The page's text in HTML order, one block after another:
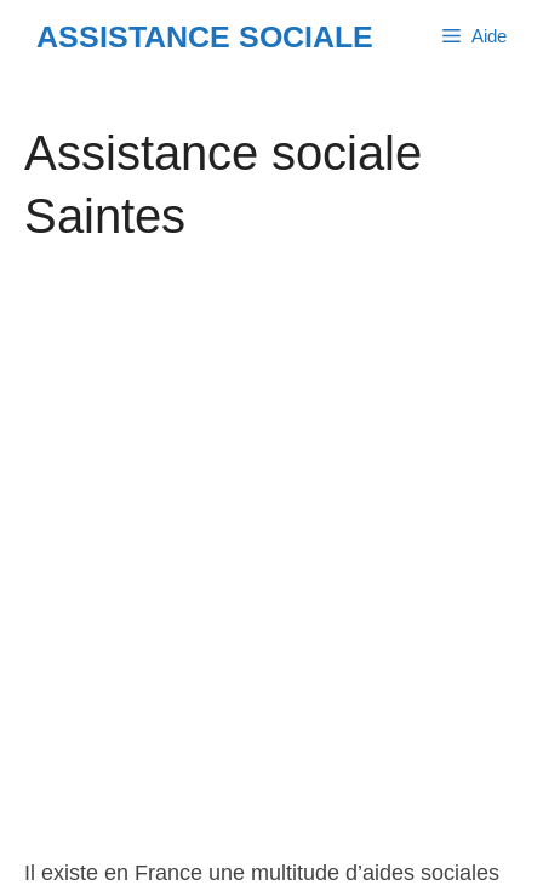
ASSISTANCE SOCIALE Aide
Assistance sociale
Saintes
Il existe en France une multitude d’aides sociales